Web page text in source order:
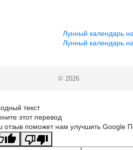
Лунный календарь
Лунный календарь
© 2026
текст
этот перевод
отзыв поможет нам улучшить Google